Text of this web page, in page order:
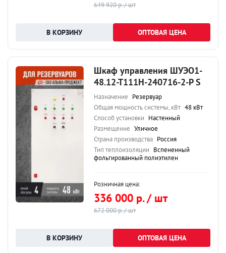
649 920 р. / шт
ОПТОВАЯ ЦЕНА
Шкаф управления ШУЭО1-
48.12-Т111Н-240716-2-Р S
Назначение Резервуар
Общая мощность системы, кВт 48 кВт
Способ установки Настенный
Размещение Уличное
Страна производства Россия
Тип теплоизоляции Вспененный
фольгированный полиэтилен
Розничная цена:
336 000 р. / шт
672 000 р. / шт
ОПТОВАЯ ЦЕНА